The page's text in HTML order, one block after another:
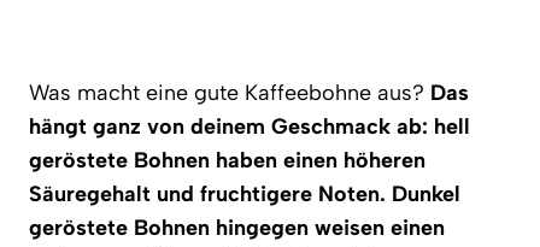
Was macht eine gute Kaffeebohne aus? Das
hängt ganz von deinem Geschmack ab: hell
geröstete Bohnen haben einen höheren
Säuregehalt und fruchtigere Noten. Dunkel
geröstete Bohnen hingegen weisen einen